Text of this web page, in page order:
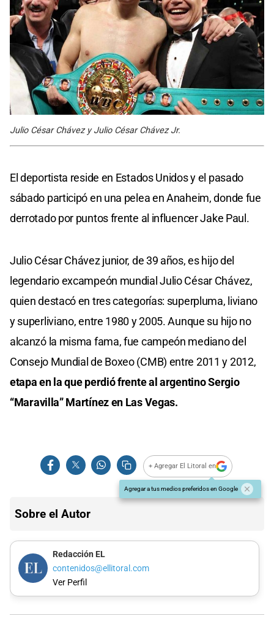
Julio César Chávez y Julio César Chávez Jr.
El deportista reside en Estados Unidos y el pasado
sábado participó en una pelea en Anaheim, donde fue
derrotado por puntos frente al influencer Jake Paul.
Julio César Chávez junior, de 39 años, es hijo del
legendario excampeón mundial Julio César Chávez,
quien destacó en tres categorías: superpluma, liviano
y superliviano, entre 1980 y 2005. Aunque su hijo no
alcanzó la misma fama, fue campeón mediano del
Consejo Mundial de Boxeo (CMB) entre 2011 y 2012,
etapa en la que perdió frente al argentino Sergio
“Maravilla” Martínez en Las Vegas.
+ Agregar El Litoral en
Agregar a tus medios preferidos en Google
Sobre el Autor
Redacción EL
contenidos@ellitoral.com
Ver Perfil